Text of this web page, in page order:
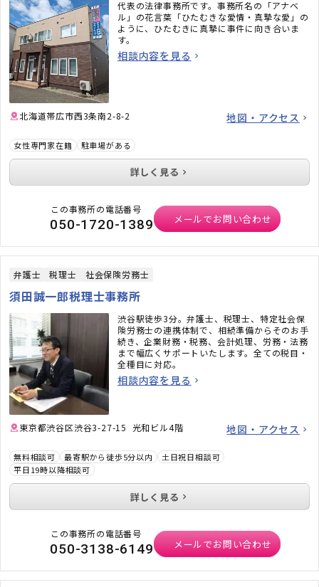
代表の法律事務所です。事務所名の「アナベ
ル」の花言葉「ひたむきな愛情・真摯な愛」の
ように、ひたむきに真摯に事件に向き合いま
す。
相談内容を見る
北海道帯広市西3条南2-8-2 地図・アクセス
女性専門家在籍 駐車場がある
詳しく見る
この事務所の電話番号
050-1720-1389 メールでお問い合わせ
弁護士 税理士 社会保険労務士
須田誠一郎税理士事務所
渋谷駅徒歩3分。弁護士、税理士、特定社会保
険労務士の連携体制で、相続準備からそのお手
続き、企業財務・税務、会計処理、労務・法務
まで幅広くサポートいたします。全ての税目・
全種目に対応。
相談内容を見る
東京都渋谷区渋谷3-27-15 光和ビル4階 地図・アクセス
無料相談可 最寄駅から徒歩5分以内
土日祝日相談可
平日19時以降相談可
詳しく見る
この事務所の電話番号
050-3138-6149 メールでお問い合わせ